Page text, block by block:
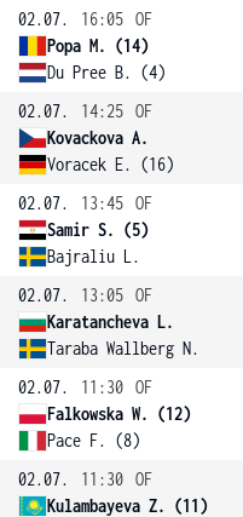
02.07.
16:05 OF
Popa M. (14)
Du Pree B. (4)
02.07.
14:25 OF
Kovackova A.
Voracek E. (16)
02.07.
13:45 OF
Samir S. (5)
Bajraliu L.
02.07.
13:05 OF
Karatancheva L.
Taraba Wallberg N.
02.07.
11:30 OF
Falkowska W. (12)
Pace F. (8)
02.07.
11:30 OF
Kulambayeva Z. (11)